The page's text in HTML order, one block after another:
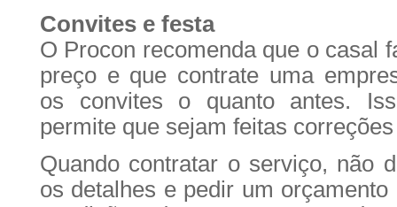
Convites e festa
O Procon recomenda que o casal
preço e que contrate uma
os convites o quanto antes.
permite que sejam feitas
Quando contratar o serviço, não
os detalhes e pedir um